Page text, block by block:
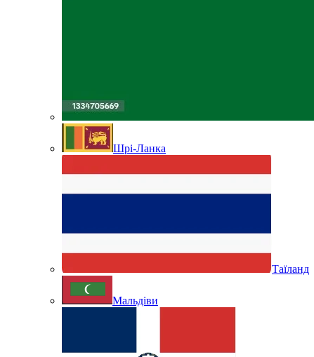
Шрі-Ланка
Таїланд
Мальдіви